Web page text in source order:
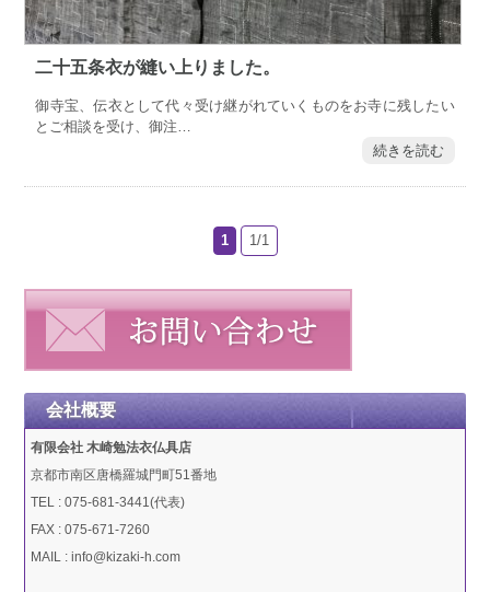
二十五条衣が縫い上りました。
御寺宝、伝衣として代々受け継がれていくものをお寺に残したい
とご相談を受け、御注…
続きを読む
1 1/1
会社概要
有限会社 木崎勉法衣仏具店
京都市南区唐橋羅城門町51番地
TEL : 075-681-3441(代表)
FAX : 075-671-7260
MAIL : info@kizaki-h.com